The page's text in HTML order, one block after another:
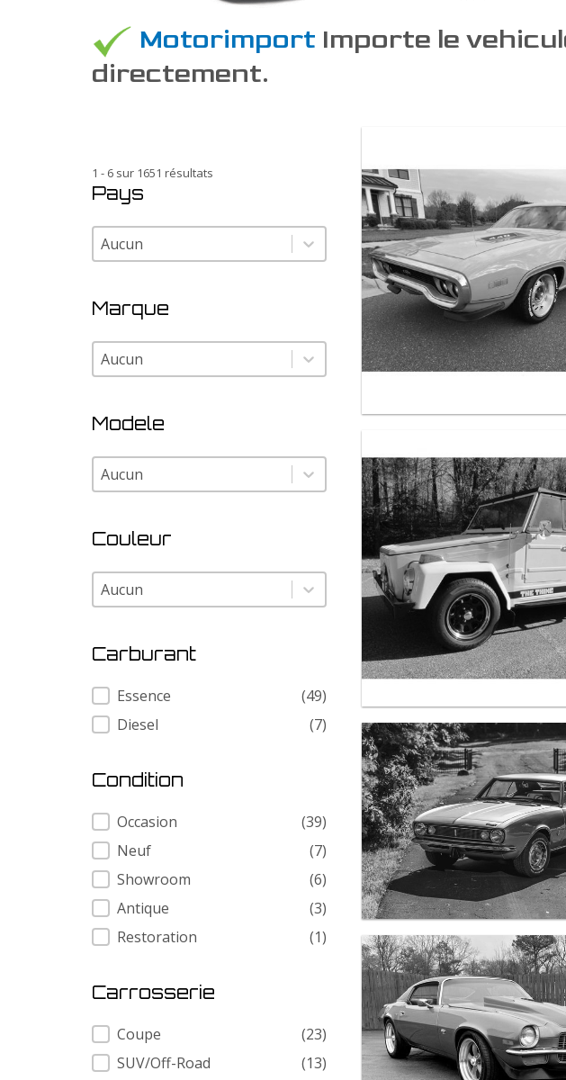
Motorimport Importe le
directement.
1 - 6 sur 1651 résultats
Pays
Pays
Pays
Marque
Marque
Marque
Modele
Modele
Modele
Couleur
Couleur
Couleur
Carburant
Carburant
Essence
(49)
Diesel
(7)
Condition
Condition
Occasion
(39)
Neuf
(7)
Showroom
(6)
Antique
(3)
Restoration
(1)
Carrosserie
Carrosserie
Coupe
(23)
SUV/Off-Road
(13)